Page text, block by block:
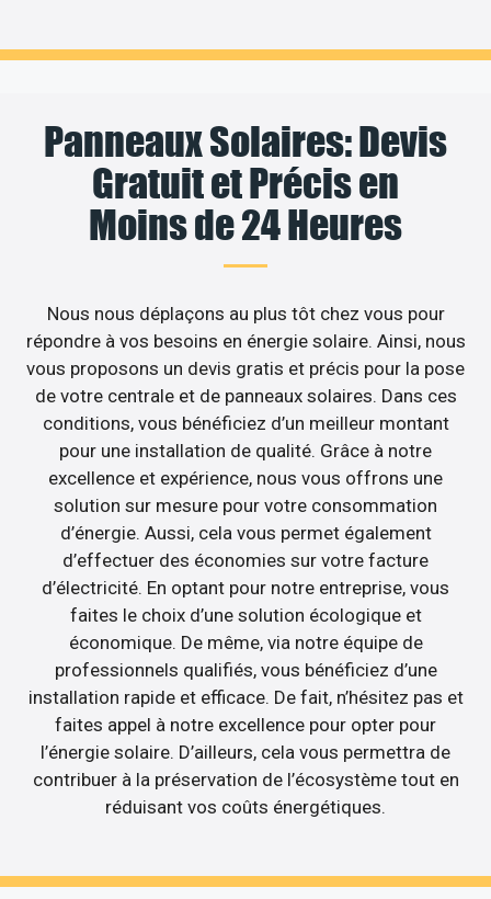
Panneaux Solaires: Devis
Gratuit et Précis en
Moins de 24 Heures
Nous nous déplaçons au plus tôt chez vous pour
répondre à vos besoins en énergie solaire. Ainsi, nous
vous proposons un devis gratis et précis pour la pose
de votre centrale et de panneaux solaires. Dans ces
conditions, vous bénéficiez d’un meilleur montant
pour une installation de qualité. Grâce à notre
excellence et expérience, nous vous offrons une
solution sur mesure pour votre consommation
d’énergie. Aussi, cela vous permet également
d’effectuer des économies sur votre facture
d’électricité. En optant pour notre entreprise, vous
faites le choix d’une solution écologique et
économique. De même, via notre équipe de
professionnels qualifiés, vous bénéficiez d’une
installation rapide et efficace. De fait, n’hésitez pas et
faites appel à notre excellence pour opter pour
l’énergie solaire. D’ailleurs, cela vous permettra de
contribuer à la préservation de l’écosystème tout en
réduisant vos coûts énergétiques.